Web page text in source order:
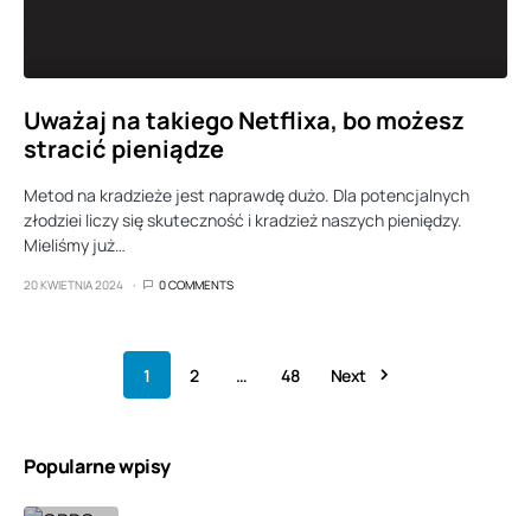
Uważaj na takiego Netflixa, bo możesz
stracić pieniądze
Metod na kradzieże jest naprawdę dużo. Dla potencjalnych
złodziei liczy się skuteczność i kradzież naszych pieniędzy.
Mieliśmy już…
20 KWIETNIA 2024 0 COMMENTS
1 2 … 48 Next
Popularne wpisy